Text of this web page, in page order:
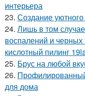
интерьера
23. Создание
24. Лишь в том
воспалений и черных
кислотный пилинг
25. Брус на любой
26.
для дома